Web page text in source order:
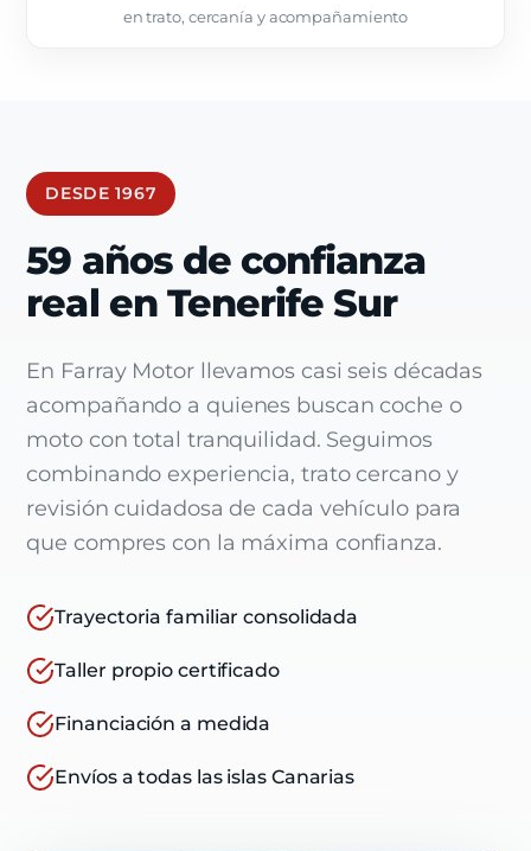
en trato, cercanía y acompañamiento
DESDE 1967
59 años de confianza
real en Tenerife Sur
En Farray Motor llevamos casi seis décadas
acompañando a quienes buscan coche o
moto con total tranquilidad. Seguimos
combinando experiencia, trato cercano y
revisión cuidadosa de cada vehículo para
que compres con la máxima confianza.
Trayectoria familiar consolidada
Taller propio certificado
Financiación a medida
Envíos a todas las islas Canarias